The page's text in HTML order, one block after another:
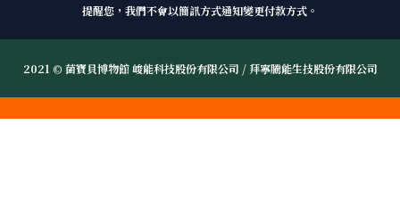
提醒您，我們不會以簡訊方式通知變更付款方式。
2021 © 菌寶貝博物館 峻能科技股份有限公司 / 拜寧騰能生技股份有限公司